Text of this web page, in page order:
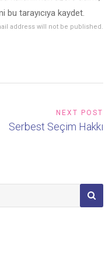
tarayıcıya kaydet.
address will not be published.
NEXT POST
Serbest Seçim Hakkı